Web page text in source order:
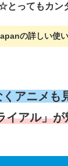
とってもカン
の詳しい使
アニメも
イアル」が